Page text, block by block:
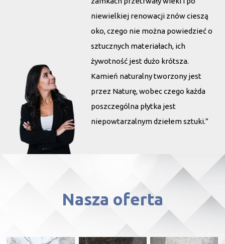
niewielkiej renowacji znów cieszą
oko, czego nie można powiedzieć o
sztucznych materiałach, ich
żywotność jest dużo krótsza.
Kamień naturalny tworzony jest
przez Naturę, wobec czego każda
poszczególna płytka jest
niepowtarzalnym dziełem sztuki.”
Nasza oferta